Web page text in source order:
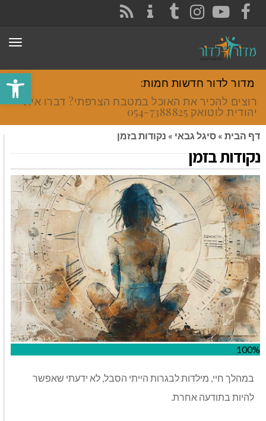
פתח
FACEBOOK
YOUTUBE
INSTAGRAM
TUMBLR
מדור לדור חדשות חמות:
רוצים להכיר את האוכל במטבח הצרפתי? דברו איתי
יהודית לוטואק 054-7388825.
דף הבית » סיגל גבאי » נקודות בזמן
נקודות בזמן
100%
במהלך חיי, מילדות לבגרות הייתי הסבל, לא ידעתי שאפשר
להיות בתודעה אחרת.